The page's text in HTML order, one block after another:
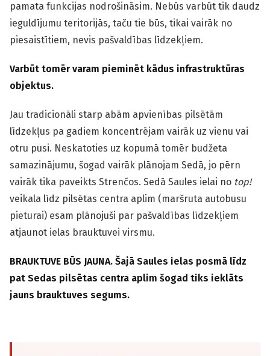
pamata funkcijas nodrošināsim. Nebūs varbūt tik daudz
ieguldījumu teritorijās, taču tie būs, tikai vairāk no
piesaistītiem, nevis pašvaldības līdzekļiem.
Varbūt tomēr varam pieminēt kādus infrastruktūras
objektus.
Jau tradicionāli starp abām apvienības pilsētām
līdzekļus pa gadiem koncentrējam vairāk uz vienu vai
otru pusi. Neskatoties uz kopumā tomēr budžeta
samazinājumu, šogad vairāk plānojam Sedā, jo pērn
vairāk tika paveikts Strenčos. Sedā Saules ielai no top!
veikala līdz pilsētas centra aplim (maršruta autobusu
pieturai) esam plānojuši par pašvaldības līdzekļiem
atjaunot ielas brauktuvei virsmu.
BRAUKTUVE BŪS JAUNA. Šajā Saules ielas posmā līdz
pat Sedas pilsētas centra aplim šogad tiks ieklāts
jauns brauktuves segums.